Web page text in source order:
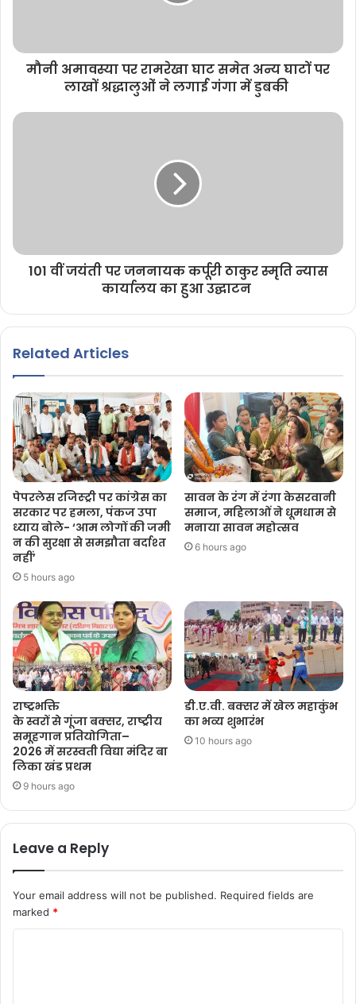
मौनी अमावस्या पर रामरेखा घाट समेत अन्य घाटों पर
लाखों श्रद्धालुओं ने लगाई गंगा में डुबकी
101 वीं जयंती पर जननायक कर्पूरी ठाकुर स्मृति न्यास
कार्यालय का हुआ उद्घाटन
Related Articles
पेपरलेस रजिस्ट्री पर कांग्रेस का
सरकार पर हमला, पंकज उपा
ध्याय बोले- ‘आम लोगों की जमी
न की सुरक्षा से समझौता बर्दाश्त
नहीं’
5 hours ago
सावन के रंग में रंगा केसरवानी
समाज, महिलाओं ने धूमधाम से
मनाया सावन महोत्सव
6 hours ago
राष्ट्रभक्ति
के स्वरों से गूंजा बक्सर, राष्ट्रीय
समूहगान प्रतियोगिता–
2026 में सरस्वती विद्या मंदिर बा
लिका खंड प्रथम
9 hours ago
डी.ए.वी. बक्सर में खेल महाकुंभ
का भव्य शुभारंभ
10 hours ago
Leave a Reply
Your email address will not be published. Required fields are
marked *